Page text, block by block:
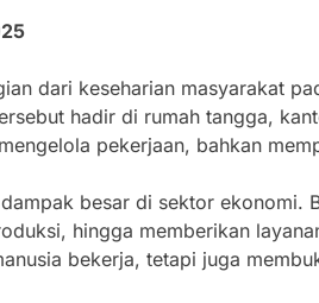
dari keseharian masyarakat
hadir di rumah tangga,
pekerjaan, bahkan
besar di sektor ekonomi.
hingga memberikan
bekerja, tetapi juga